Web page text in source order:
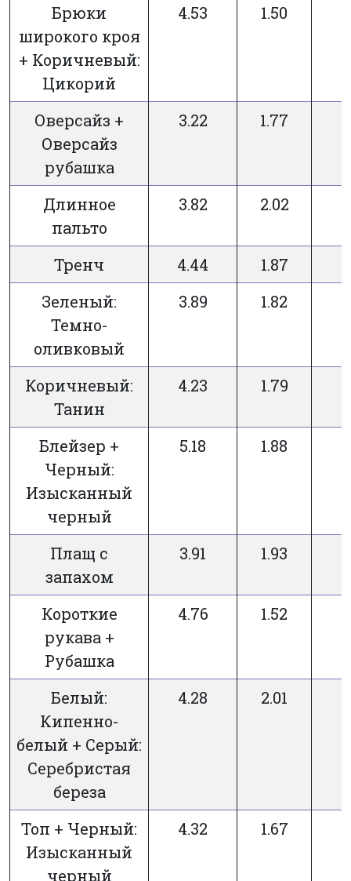
Брюки
широкого кроя
+ Коричневый:
Цикорий
4.53 1.50
Оверсайз +
Оверсайз
рубашка
3.22 1.77
Длинное
пальто
3.82 2.02
Тренч 4.44
1.87
Зеленый:
Темно-
оливковый
3.89 1.82
Коричневый:
Танин
4.23 1.79
Блейзер +
Черный:
Изысканный
черный
5.18 1.88
Плащ с
запахом
3.91 1.93
Короткие
рукава +
Рубашка
4.76 1.52
Белый:
Кипенно-
белый + Серый:
Серебристая
береза
4.28 2.01
Топ + Черный:
Изысканный
черный
4.32 1.67